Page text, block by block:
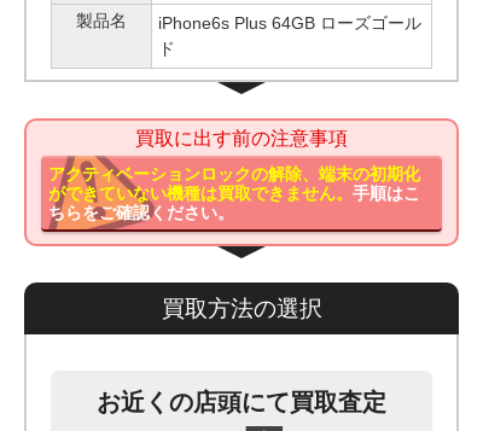
製品名
iPhone6s Plus 64GB ローズゴール
ド
買取に出す前の注意事項
アクティベーションロックの解除、端末の初期化
ができていない機種は買取できません。手順はこ
ちらをご確認ください。
買取方法の選択
お近くの店頭にて買取査定